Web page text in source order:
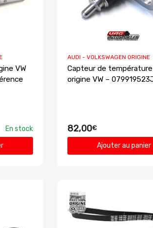
VW
En stock
AUDI - VOLKSWAGEN ORIGINE
Capteur de
origine VW –
82,00€
Ajouter au panier